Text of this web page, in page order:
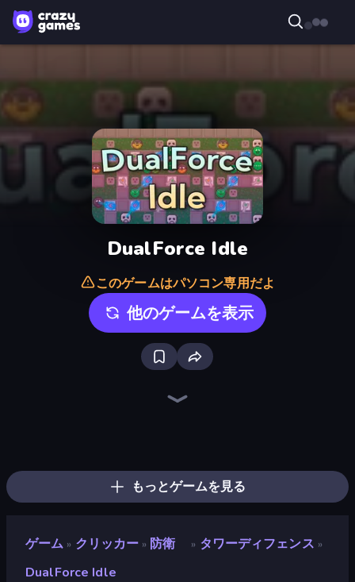
DualForce Idle
このゲームはパソコン専用だよ
他のゲームを表示
もっとゲームを見る
ゲーム » クリッカー » 防衛 » タワーディフェンス »
DualForce Idle